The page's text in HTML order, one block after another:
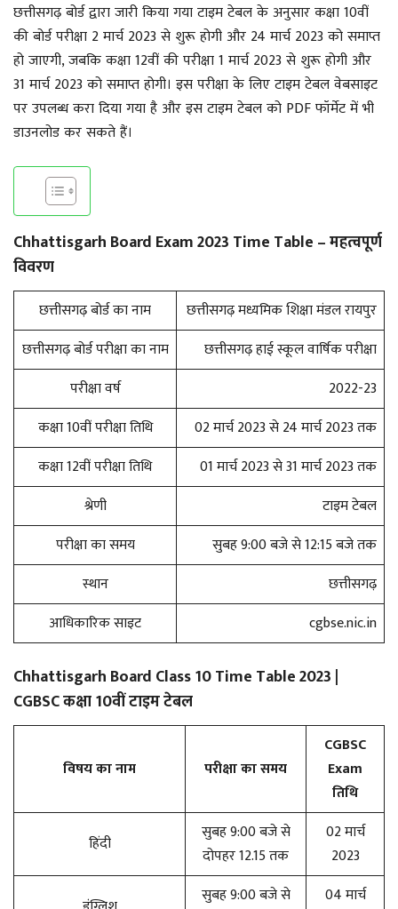
छत्तीसगढ़ बोर्ड द्वारा जारी किया गया टाइम टेबल के अनुसार कक्षा 10वीं
की बोर्ड परीक्षा 2 मार्च 2023 से शुरू होगी और 24 मार्च 2023 को समाप्त
हो जाएगी, जबकि कक्षा 12वीं की परीक्षा 1 मार्च 2023 से शुरू होगी और
31 मार्च 2023 को समाप्त होगी। इस परीक्षा के लिए टाइम टेबल वेबसाइट
पर उपलब्ध करा दिया गया है और इस टाइम टेबल को PDF फॉर्मेट में भी
डाउनलोड कर सकते हैं।
Chhattisgarh Board Exam 2023 Time Table – महत्वपूर्ण
विवरण
छत्तीसगढ़ बोर्ड का नाम
छत्तीसगढ़ मध्यमिक शिक्षा मंडल रायपुर
छत्तीसगढ़ बोर्ड परीक्षा का नाम
छत्तीसगढ़ हाई स्कूल वार्षिक परीक्षा
परीक्षा वर्ष
2022-23
कक्षा 10वीं परीक्षा तिथि
02 मार्च 2023 से 24 मार्च 2023 तक
कक्षा 12वीं परीक्षा तिथि
01 मार्च 2023 से 31 मार्च 2023 तक
श्रेणी
टाइम टेबल
परीक्षा का समय
सुबह 9:00 बजे से 12:15 बजे तक
स्थान
छत्तीसगढ़
आधिकारिक साइट
cgbse.nic.in
Chhattisgarh Board Class 10 Time Table 2023 |
CGBSC कक्षा 10वीं टाइम टेबल
विषय का नाम परीक्षा का समय
CGBSC
Exam
तिथि
हिंदी
सुबह 9:00 बजे से
दोपहर 12.15 तक
02 मार्च
2023
सुबह 9:00 बजे से
04 मार्च